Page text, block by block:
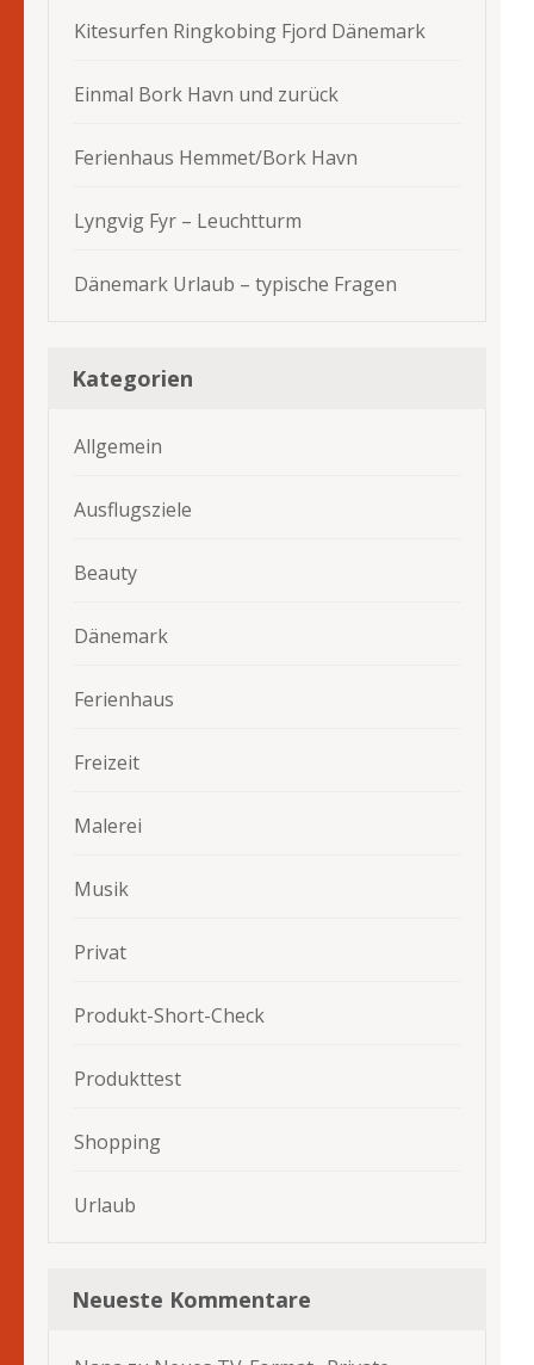
Kitesurfen Ringkobing Fjord Dänemark
Einmal Bork Havn und zurück
Ferienhaus Hemmet/Bork Havn
Lyngvig Fyr – Leuchtturm
Dänemark Urlaub – typische Fragen
Kategorien
Allgemein
Ausflugsziele
Beauty
Dänemark
Ferienhaus
Freizeit
Malerei
Musik
Privat
Produkt-Short-Check
Produkttest
Shopping
Urlaub
Neueste Kommentare